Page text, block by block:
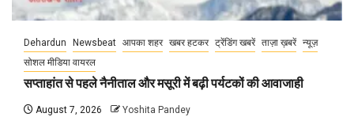
Dehardun Newsbeat आपका शहर खबर हटकर ट्रेंडिंग खबरें ताज़ा ख़बरें न्यूज़
सोशल मीडिया वायरल
सप्ताहांत से पहले नैनीताल और मसूरी में बढ़ी पर्यटकों की आवाजाही
August 7, 2026 Yoshita Pandey